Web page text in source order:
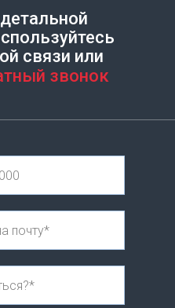
связи или
звонок
на ТильдеLeto.Website